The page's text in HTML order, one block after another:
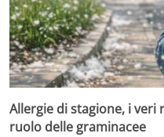
Allergie di stagione, i veri
ruolo delle graminacee